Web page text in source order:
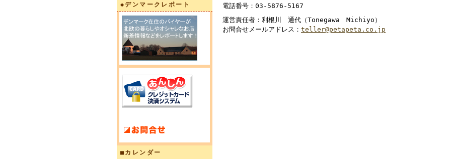
◆デンマークレポート
■カレンダー
電話番号：03-5876-5167
運営責任者：利根川 通代（Tonegawa Michiyo）
お問合せメールアドレス： teller@petapeta.co.jp